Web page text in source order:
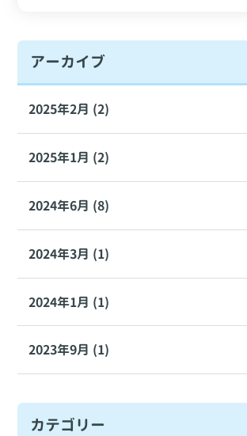
アーカイブ
2025年2月 (2)
2025年1月 (2)
2024年6月 (8)
2024年3月 (1)
2024年1月 (1)
2023年9月 (1)
カテゴリー